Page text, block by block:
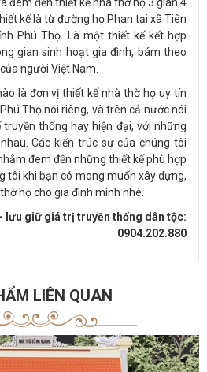
đem đến thiết kế nhà thờ họ 3 gian 4
kế là từ đường họ Phan tại xã Tiên
Phú Thọ. Là một thiết kế kết hợp
gian sinh hoạt gia đình, bám theo
người Việt Nam.
là đơn vị thiết kế nhà thờ họ uy tín
Thọ nói riêng, và trên cả nước nói
thống hay hiện đại, với những
Các kiến trúc sư của chúng tôi
đem đến những thiết kế phù hợp
tôi khi bạn có mong muốn xây dựng,
họ cho gia đình mình nhé.
lưu giữ giá trị truyền thống dân tộc:
0904.202.880
LIÊN QUAN